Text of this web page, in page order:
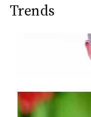
Trends